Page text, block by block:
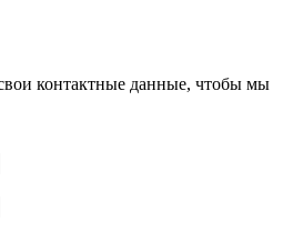
контактные данные, чтобы мы